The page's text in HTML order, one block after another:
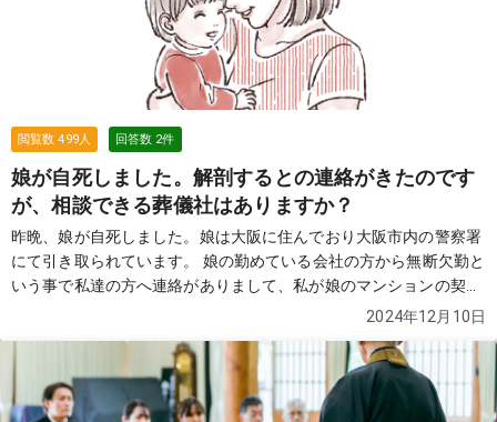
続きを見る
閲覧数499人 回答数 2件
娘が自死しました。解剖するとの連絡がきたのです
が、相談できる葬儀社はありますか？
昨晩、娘が自死しました。娘は大阪に住んでおり大阪市内の警察署
にて引き取られています。 娘の勤めている会社の方から無断欠勤と
いう事で私達の方へ連絡がありまして、私が娘のマンションの契約
主だった事もあり、管理人さんに相談し確認してもらったところ、
いましたが、検視の結果解剖するとの事で、まだ一週間以上かかる
との事でした。 娘は大阪へ行ってからまだ一年経っていないため、
できればこちらの私たちが住む足立区で葬儀をおこないたいです。
2024年12月10日